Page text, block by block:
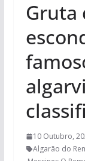
Gruta
10 Outubro,
Algarão do